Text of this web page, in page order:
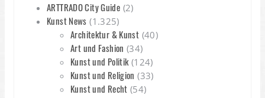
ARTTRADO City Guide (2)
Kunst News (1.325)
Architektur & Kunst (40)
Art und Fashion (34)
Kunst und Politik(124)
Kunst und Religion (33)
Kunst und Recht (54)